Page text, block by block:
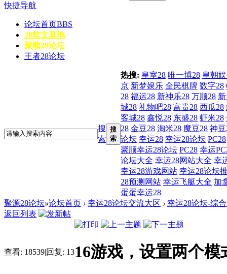
快捷导航
论坛首页BBS
28软文基地
聚顺28论坛
王者28论坛
搜
索
搜
索
热搜: 皇室28 唯一博28 皇朝
京 新梦娱乐 全民棋牌 数字28
28 福运28 新神乐28 万顺28
城28 礼物吧28 富贵28 西瓜28
客城28 鑫悦28 东盛28 虾米28
28 金豆28 淘米28 魔豆28 神豆
论坛 幸运28 幸运28论坛 PC28
聚顺幸运28论坛 PC28 幸运
论坛大全 幸运28网站大全 幸
幸运28游戏网站 幸运28论坛
28预测网站 幸运飞艇大全 加
蛋蛋幸运28
聚源28论坛»论坛首页 › 幸运28论坛交流大区 › 幸运28论坛-综
返回列表
查看: 18539|回复: 1316游戏，设置两个模